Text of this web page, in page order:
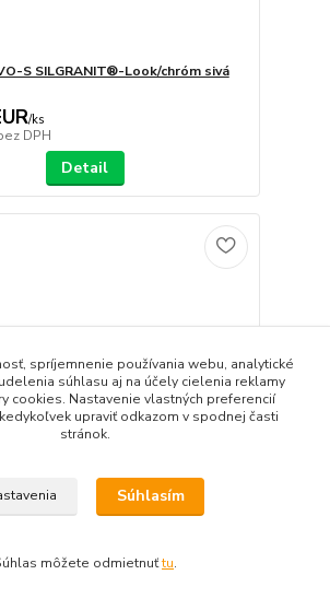
S SILGRANIT®-Look/chróm sivá
/ks
DPH
Detail
S SILGRANIT®-Look/chróm
spríjemnenie používania webu, analytické
súhlasu aj na účely cielenia reklamy
cookies. Nastavenie vlastných preferencií
upraviť odkazom v spodnej časti
stránok.
Súhlasím
môžete odmietnuťtu.